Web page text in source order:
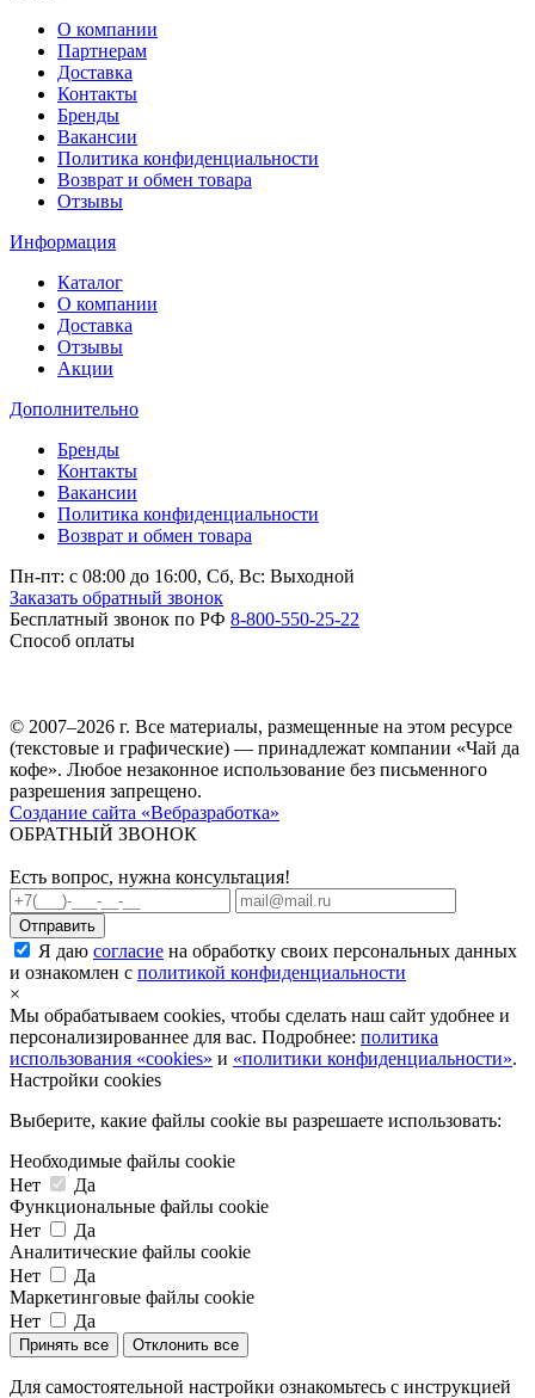
О компании
Партнерам
Доставка
Контакты
Бренды
Вакансии
Политика конфиденциальности
Возврат и обмен товара
Отзывы
Информация
Каталог
О компании
Доставка
Отзывы
Акции
Дополнительно
Бренды
Контакты
Вакансии
Политика конфиденциальности
Возврат и обмен товара
Пн-пт: c 08:00 до 16:00, Сб, Вс: Выходной
Заказать обратный звонок
Бесплатный звонок по РФ 8-800-550-25-22
Способ оплаты
© 2007–2026 г. Все материалы, размещенные на этом ресурсе
(текстовые и графические) — принадлежат компании «Чай да
кофе». Любое незаконное использование без письменного
разрешения запрещено.
Создание сайта «Вебразработка»
ОБРАТНЫЙ ЗВОНОК
Есть вопрос, нужна консультация!
Я даю согласие на обработку своих персональных данных
и ознакомлен с политикой конфиденциальности
×
Мы обрабатываем cookies, чтобы сделать наш сайт удобнее и
персонализированнее для вас. Подробнее: политика
использования «cookies» и «политики конфиденциальности».
Настройки cookies
Выберите, какие файлы cookie вы разрешаете использовать:
Необходимые файлы cookie
Нет
Да
Функциональные файлы cookie
Нет
Да
Аналитические файлы cookie
Нет
Да
Маркетинговые файлы cookie
Нет
Да
Принять все Отклонить все
Для самостоятельной настройки ознакомьтесь с инструкцией